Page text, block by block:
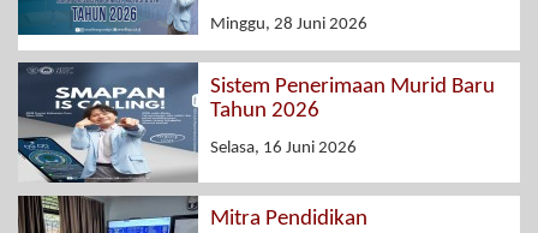
Minggu, 28 Juni 2026
Sistem Penerimaan Murid Baru
Tahun 2026
Selasa, 16 Juni 2026
Mitra Pendidikan